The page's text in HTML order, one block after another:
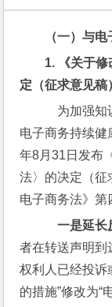
（一）与
1.
《关于
定（征求意见稿
为加强知
电子商务持续健
年8月31日发布
法〉的决定（征
电子商务法》第
一是延长
者在转送声明到
权利人已经投诉
的措施”修改为“